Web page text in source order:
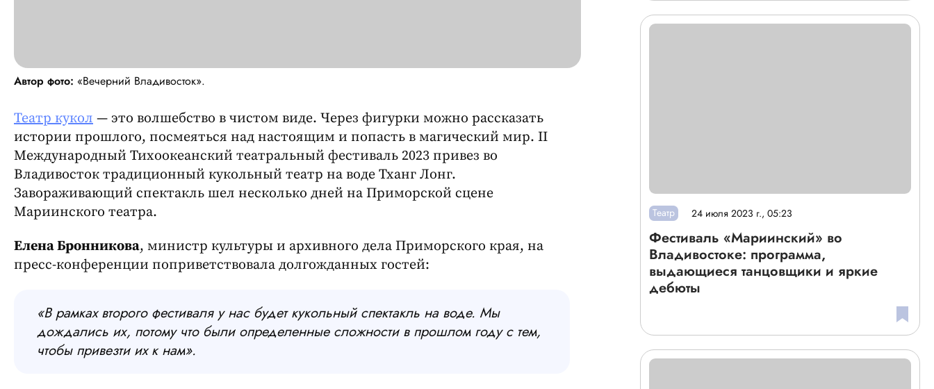
Автор фото: «Вечерний Владивосток».
Театр кукол — это волшебство в чистом виде. Через фигурки можно рассказать
истории прошлого, посмеяться над настоящим и попасть в магический мир. II
Международный Тихоокеанский театральный фестиваль 2023 привез во
Владивосток традиционный кукольный театр на воде Тханг Лонг.
Завораживающий спектакль шел несколько дней на Приморской сцене
Мариинского театра.
Елена Бронникова, министр культуры и архивного дела Приморского края, на
пресс-конференции поприветствовала долгожданных гостей:
«В рамках второго фестиваля у нас будет кукольный спектакль на воде. Мы
дождались их, потому что были определенные сложности в прошлом году с тем,
чтобы привезти их к нам».
Театр 24 июля 2023 г., 05:23
Фестиваль «Мариинский» во
Владивостоке: программа,
выдающиеся танцовщики и яркие
дебюты